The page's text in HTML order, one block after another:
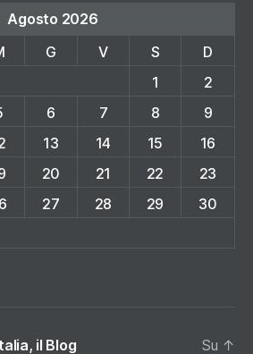
Agosto 2026
G V S
D
1
2
6 7 8
9
13 14 15
16
20 21 22
23
27 28 29
30
il Blog Su ↑